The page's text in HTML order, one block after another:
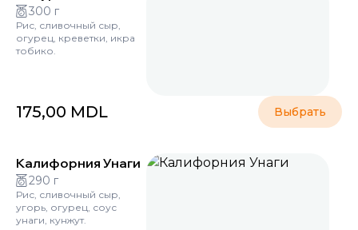
300 г
Рис, сливочный сыр,
огурец, креветки, икра
тобико.
175,00 MDL Выбрать
Калифорния Унаги
290 г
Рис, сливочный сыр,
угорь, огурец, соус
унаги, кунжут.